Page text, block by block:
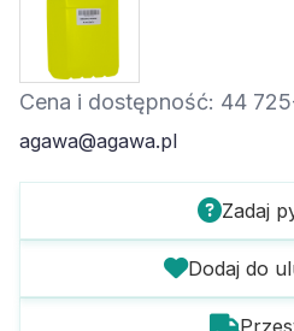
Cena i dostępność: 44
agawa@agawa.pl
Zadaj
Dodaj do